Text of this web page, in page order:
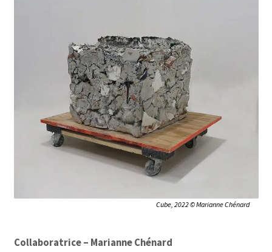
Cube, 2022 © Marianne Chénard
Collaboratrice – Marianne Chénard